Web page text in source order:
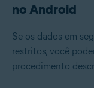
no Android
Se os dados em
restritos, você
procedimento